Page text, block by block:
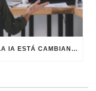
PERSONALIZACIÓN A ESCALA: LA IA ESTÁ CAMBIANDO EL MARKETING